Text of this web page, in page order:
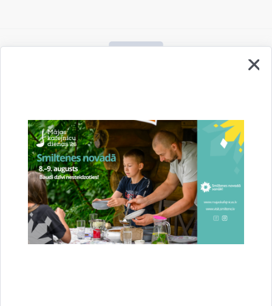
Vai šī informācija bija noderīga?
Sniegt atsauksmi